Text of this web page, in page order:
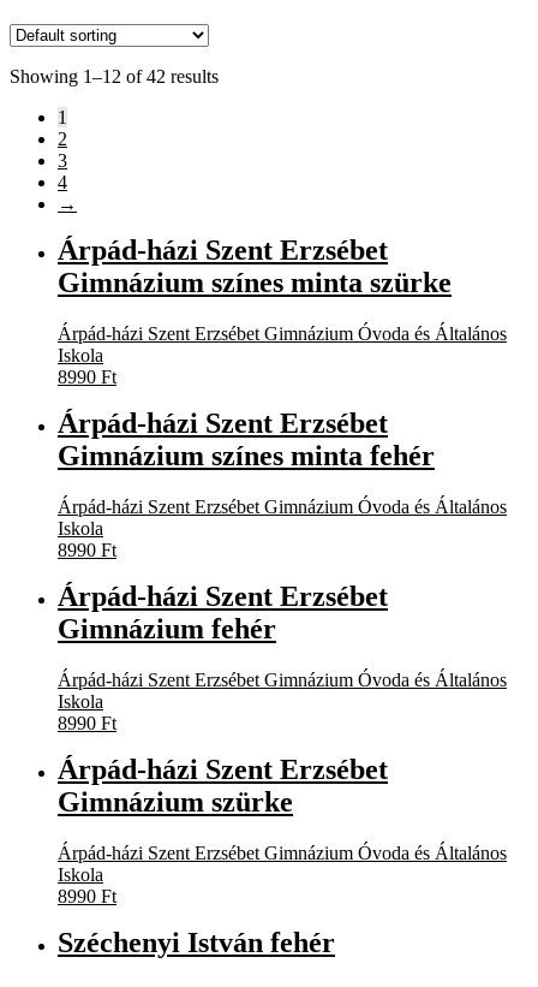
Showing 1–12 of 42 results
1
2
3
4
→
Árpád-házi Szent Erzsébet
Gimnázium színes minta szürke
Árpád-házi Szent Erzsébet Gimnázium Óvoda és Általános
Iskola
8990 Ft
Árpád-házi Szent Erzsébet
Gimnázium színes minta fehér
Árpád-házi Szent Erzsébet Gimnázium Óvoda és Általános
Iskola
8990 Ft
Árpád-házi Szent Erzsébet
Gimnázium fehér
Árpád-házi Szent Erzsébet Gimnázium Óvoda és Általános
Iskola
8990 Ft
Árpád-házi Szent Erzsébet
Gimnázium szürke
Árpád-házi Szent Erzsébet Gimnázium Óvoda és Általános
Iskola
8990 Ft
Széchenyi István fehér